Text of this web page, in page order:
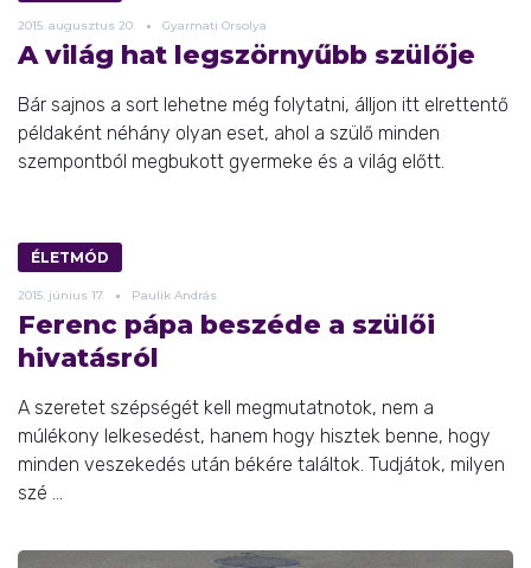
2015. augusztus 20. Gyarmati Orsolya
A világ hat legszörnyűbb szülője
Bár sajnos a sort lehetne még folytatni, álljon itt elrettentő
példaként néhány olyan eset, ahol a szülő minden
szempontból megbukott gyermeke és a világ előtt.
ÉLETMÓD
2015. június 17. Paulik András
Ferenc pápa beszéde a szülői
hivatásról
A szeretet szépségét kell megmutatnotok, nem a
múlékony lelkesedést, hanem hogy hisztek benne, hogy
minden veszekedés után békére találtok. Tudjátok, milyen
szé ...